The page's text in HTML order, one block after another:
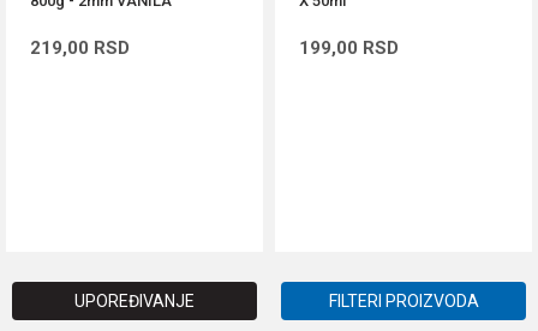
219,00 RSD 199,00 RSD
UPOREĐIVANJE FILTERI PROIZVODA